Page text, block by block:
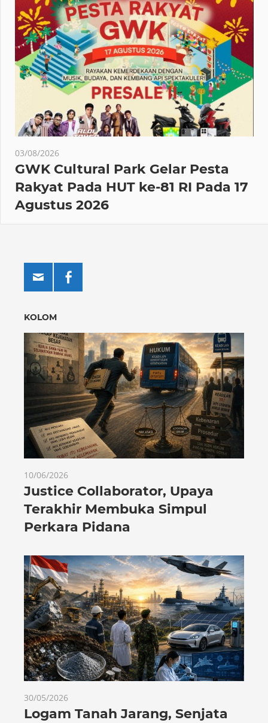
03/08/2026
GWK Cultural Park Gelar Pesta
Rakyat Pada HUT ke-81 RI Pada 17
Agustus 2026
KOLOM
10/06/2026
Justice Collaborator, Upaya
Terakhir Membuka Simpul
Perkara Pidana
30/05/2026
Logam Tanah Jarang, Senjata